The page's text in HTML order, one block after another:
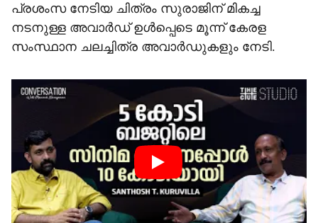
പ്രശംസ നേടിയ ചിത്രം സുരാജിന് മികച്ച
നടനുള്ള അവാർഡ് ഉൾപ്പെടെ മൂന്ന് കേരള
സംസ്ഥാന ചലച്ചിത്ര അവാർഡുകളും നേടി.